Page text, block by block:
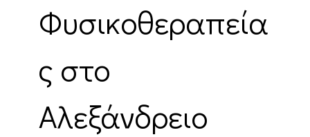
Φυσικοθεραπεία
ς στο
Αλεξάνδρειο